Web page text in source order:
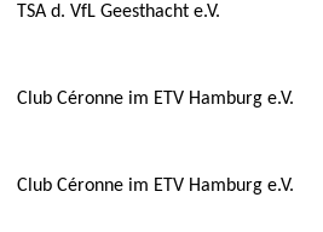
TSA d. VfL Geesthacht e.V.
Club Céronne im ETV Hamburg e.V.
Club Céronne im ETV Hamburg e.V.